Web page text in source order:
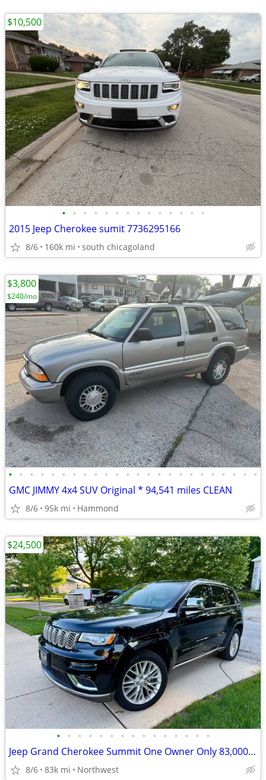
• • • • • • • • • • • • • •
2015 Jeep Cherokee sumit 7736295166
8/6 160k mi south chicagoland
$10,500
• • • • • • • • • • • • • • • • • • • • • • • •
GMC JIMMY 4x4 SUV Original * 94,541 miles CLEAN
8/6 95k mi Hammond
$3,800
$240/mo
• • • • • • • • • • • • • • •
Jeep Grand Cherokee Summit One Owner Only 83,000 miles
8/6 83k mi Northwest
$24,500